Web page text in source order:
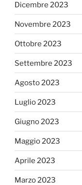
Dicembre 2023
Novembre 2023
Ottobre 2023
Settembre 2023
Agosto 2023
Luglio 2023
Giugno 2023
Maggio 2023
Aprile 2023
Marzo 2023